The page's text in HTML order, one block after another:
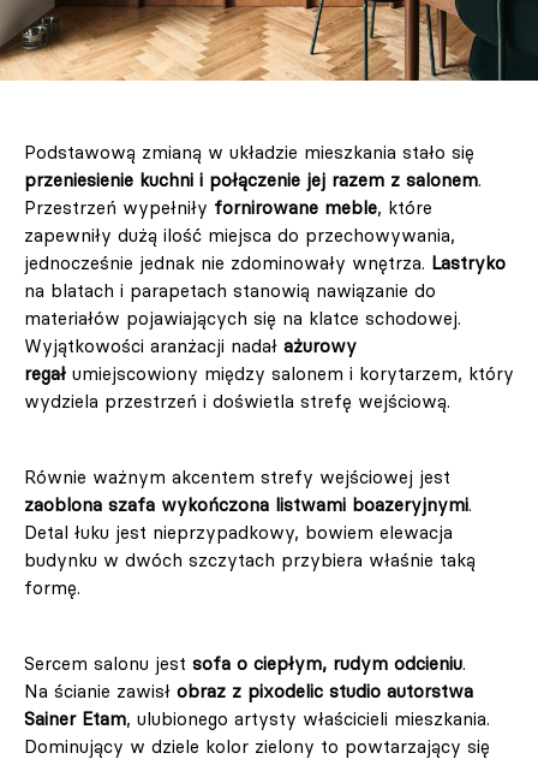
Podstawową zmianą w układzie mieszkania stało się
przeniesienie kuchni i połączenie jej razem z salonem.
Przestrzeń wypełniły fornirowane meble, które
zapewniły dużą ilość miejsca do przechowywania,
jednocześnie jednak nie zdominowały wnętrza. Lastryko
na blatach i parapetach stanowią nawiązanie do
materiałów pojawiających się na klatce schodowej.
Wyjątkowości aranżacji nadał ażurowy
regał umiejscowiony między salonem i korytarzem, który
wydziela przestrzeń i doświetla strefę wejściową.
Równie ważnym akcentem strefy wejściowej jest
zaoblona szafa wykończona listwami boazeryjnymi.
Detal łuku jest nieprzypadkowy, bowiem elewacja
budynku w dwóch szczytach przybiera właśnie taką
formę.
Sercem salonu jest sofa o ciepłym, rudym odcieniu.
Na ścianie zawisł obraz z pixodelic studio autorstwa
Sainer Etam, ulubionego artysty właścicieli mieszkania.
Dominujący w dziele kolor zielony to powtarzający się